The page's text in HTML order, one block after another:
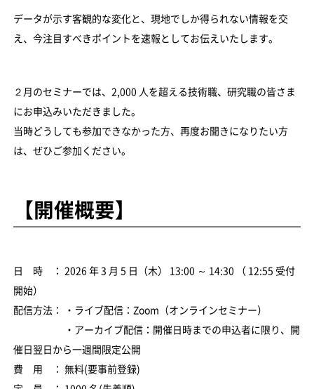
データが示す客観的な変化と、現地でしか得られない情報を交
え、今注目すべきポイントを速報としてお伝えいたします。
２月のセミナーでは、2,000 人を超える技術職、研究職の皆さま
にお申込みいただきました。
当時どうしても参加できなかった方、再度お聞きになりたい方
は、ぜひご参加ください。
【開催概要】
日 時 ： 2026 年 3 月 5 日（木） 13:00 ～ 14:30 （ 12:55 受付
開始）
配信方法： ・ライブ配信：Zoom（オンラインセミナー）
・アーカイブ配信：開催日時までの申込者に限り、開
催日翌日から一週間限定公開
費 用 ： 無料(要事前登録)